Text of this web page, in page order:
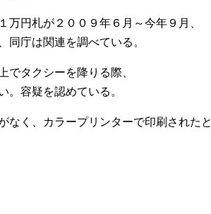
円札が２００９年６月～今年９月、
同庁は関連を調べている。
タクシーを降りる際、
。容疑を認めている。
く、カラープリンターで印刷されたと